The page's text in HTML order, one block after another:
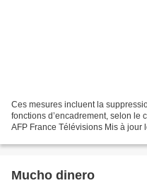
Ces mesures incluent la
fonctions d’encadrement, selon le
AFP France Télévisions Mis à jour
Mucho dinero